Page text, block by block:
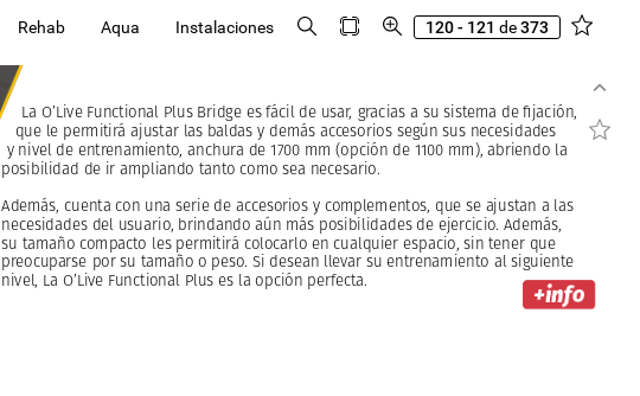
Rehab Aqua Instalaciones 120 - 121 de373
La O’Live Functional Plus Bridge es fácil de usar, gracias a su sistema de fijación,
que le permitirá ajustar las baldas y demás accesorios según sus necesidades
y nivel de entrenamiento, anchura de 1700 mm (opción de 1100 mm), abriendo la
posibilidad de ir ampliando tanto como sea necesario.
Además, cuenta con una serie de accesorios y complementos, que se ajustan a las
necesidades del usuario, brindando aún más posibilidades de ejercicio. Además,
su tamaño compacto les permitirá colocarlo en cualquier espacio, sin tener que
preocuparse por su tamaño o peso. Si desean llevar su entrenamiento al siguiente
nivel, La O’Live Functional Plus es la opción perfecta.